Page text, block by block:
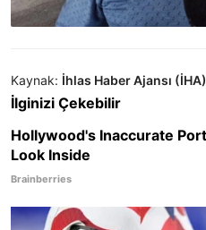
Kaynak: İhlas Haber Ajansı (İHA)